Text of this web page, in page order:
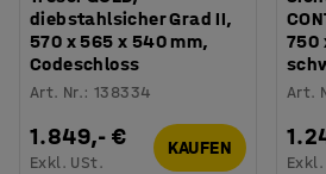
diebstahlsicher Grad II,
570 x 565 x 540 mm,
Codeschloss
Art. Nr.:138334
1.849,- €
Exkl. USt.
KAUFEN
750
Art.